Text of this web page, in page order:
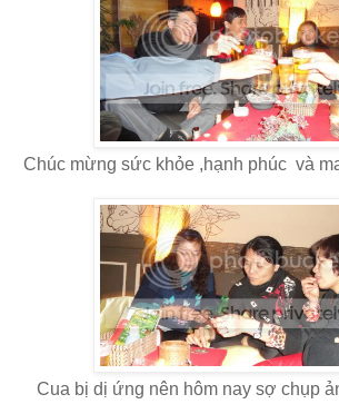
Chúc mừng sức khỏe ,hạnh phúc và
Cua bị dị ứng nên hôm nay sợ chụp